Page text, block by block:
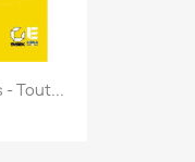
- Tout...